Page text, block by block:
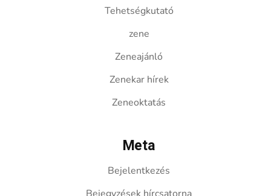
Tehetségkutató
zene
Zeneajánló
Zenekar hírek
Zeneoktatás
Meta
Bejelentkezés